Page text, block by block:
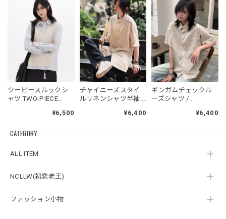
CATEGORY
ALL ITEM
NCLLW(初恋老王)
ファッション小物
フーデッドスタジアムジャンバー / Hooded Stadium Jumper
ブラック/L
2026/05/28
NCLLW オリジナルドッグタグネックレス / NCLLW Original Dog Tag Necklace
2026/05/27
ボタンアクセント ポロシャツ / Button Accent Polo Shirt
ツーピースルックシ
ャツ TWO-PIECE
¥6,500
チャイニーズスタイ
ルリネンシャツ半袖:
¥6,400
ギンガムチェックル
ーズシャツ /
¥6,400